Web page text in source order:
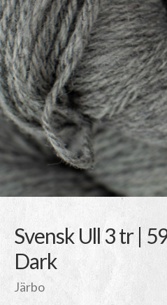
Svensk Ull 3 tr |
Dark
Järbo